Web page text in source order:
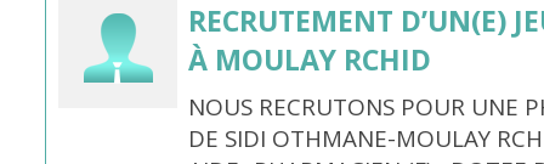
RECRUTEMENT D’UN(E)
À MOULAY RCHID
NOUS RECRUTONS POUR UNE
DE SIDI OTHMANE-MOULAY